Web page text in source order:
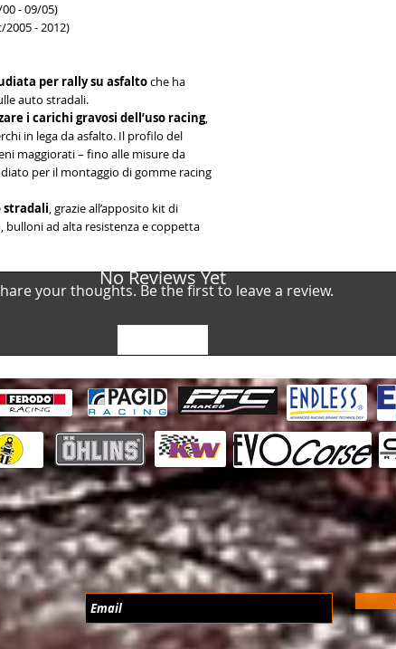
- 09/05)
- 2012)
per rally su asfaltoche ha
auto stradali.
i carichi gravosi dell’uso racing,
in lega da asfalto. Il profilo del
maggiorati – fino alle misure da
per il montaggio di gomme racing
stradali, grazie all’apposito kit di
ad alta resistenza e coppetta
No Reviews Yet
your thoughts. Be the first to leave a review.